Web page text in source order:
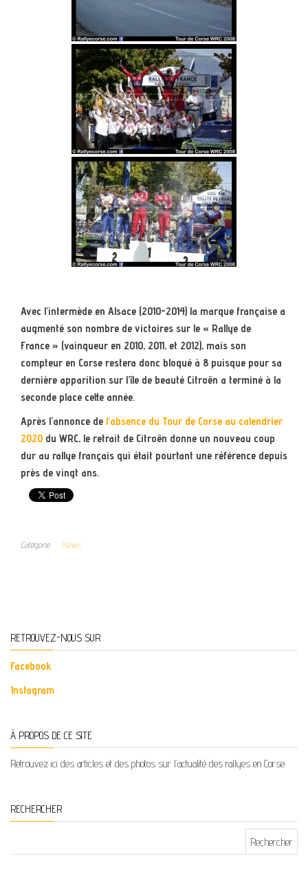
Avec l’intermède en Alsace (2010-2014) la marque française a
augmenté son nombre de victoires sur le « Rallye de
France » (vainqueur en 2010, 2011, et 2012), mais son
compteur en Corse restera donc bloqué à 8 puisque pour sa
dernière apparition sur l’île de beauté Citroën a terminé à la
seconde place cette année.
Après l’annonce de l’absence du Tour de Corse au calendrier
2020 du WRC, le retrait de Citroën donne un nouveau coup
dur au rallye français qui était pourtant une référence depuis
près de vingt ans.
Catégorie News
RETROUVEZ-NOUS SUR
Facebook
Instagram
À PROPOS DE CE SITE
Retrouvez ici des articles et des photos sur l’actualité des rallyes en Corse
RECHERCHER